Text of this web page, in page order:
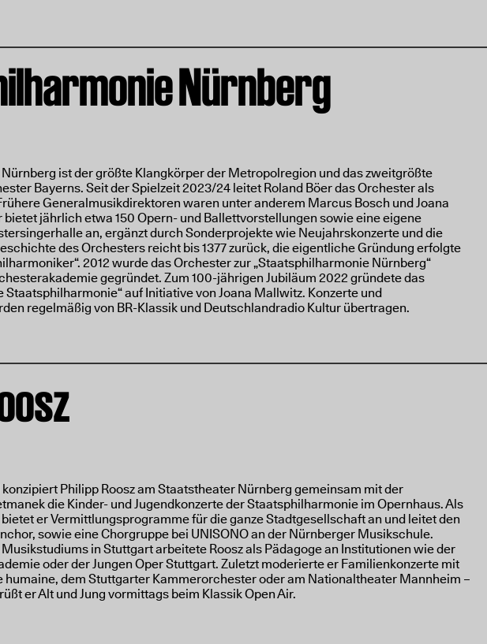
Nürnberg
ist der größte Klangkörper der Metropolregion und das zweitgrößte
Bayerns. Seit der Spielzeit 2023/24 leitet Roland Böer das Orchester als
Generalmusikdirektoren waren unter anderem Marcus Bosch und Joana
jährlich etwa 150 Opern- und Ballettvorstellungen sowie eine eigene
an, ergänzt durch Sonderprojekte wie Neujahrskonzerte und die
des Orchesters reicht bis 1377 zurück, die eigentliche Gründung erfolgte
2012 wurde das Orchester zur „Staatsphilharmonie Nürnberg“
gegründet. Zum 100-jährigen Jubiläum 2022 gründete das
Staatsphilharmonie“ auf Initiative von Joana Mallwitz. Konzerte und
regelmäßig von BR-Klassik und Deutschlandradio Kultur übertragen.
Philipp Roosz am Staatstheater Nürnberg gemeinsam mit der
die Kinder- und Jugendkonzerte der Staatsphilharmonie im Opernhaus. Als
er Vermittlungsprogramme für die ganze Stadtgesellschaft an und leitet den
sowie eine Chorgruppe bei UNISONO an der Nürnberger Musikschule.
in Stuttgart arbeitete Roosz als Pädagoge an Institutionen wie der
oder der Jungen Oper Stuttgart. Zuletzt moderierte er Familienkonzerte mit
dem Stuttgarter Kammerorchester oder am Nationaltheater Mannheim –
er Alt und Jung vormittags beim Klassik Open Air.